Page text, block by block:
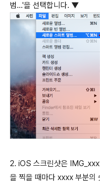
범...'을 선택합니다. ▼
2. iOS 스크린샷은
을 찍을 때마다 xxxx 부분의